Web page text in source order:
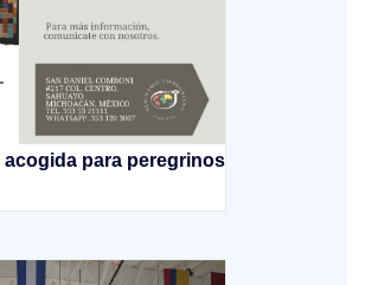
para peregrinos